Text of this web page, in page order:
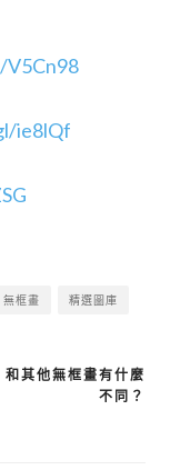
ie8lQf
無框畫 精選圖庫
和其他無框畫有什麼
不同？